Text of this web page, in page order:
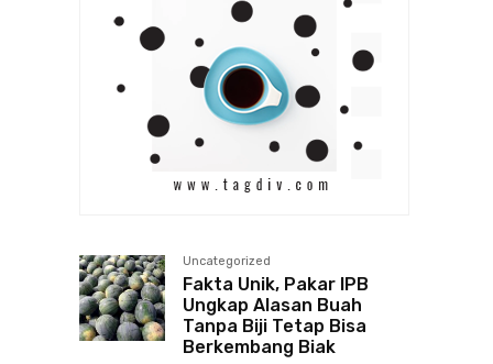
Uncategorized
Fakta Unik, Pakar IPB
Ungkap Alasan Buah
Tanpa Biji Tetap Bisa
Berkembang Biak